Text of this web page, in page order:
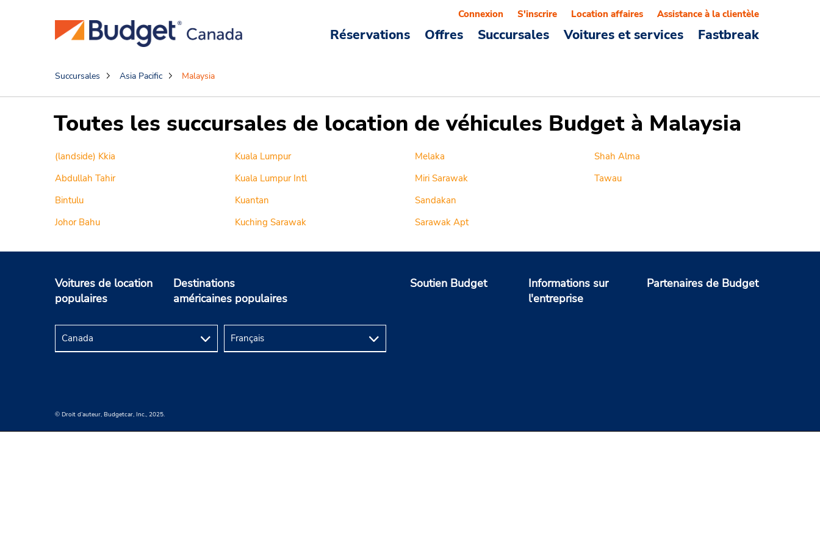
Réservations Offres Succursales Voitures et services Fastbreak
Connexion S'inscrire Location affaires Assistance à la clientèle
Succursales Asia Pacific Malaysia
Toutes les succursales de location de véhicules Budget à Malaysia
(landside) Kkia
Abdullah Tahir
Bintulu
Johor Bahu
Kuala Lumpur
Kuala Lumpur Intl
Kuantan
Kuching Sarawak
Melaka
Miri Sarawak
Sandakan
Sarawak Apt
Shah Alma
Tawau
Voitures de location
populaires
Destinations
américaines populaires
Soutien Budget
Informations sur
l'entreprise
Partenaires de Budget
© Droit d’auteur, Budgetcar, Inc., 2025.